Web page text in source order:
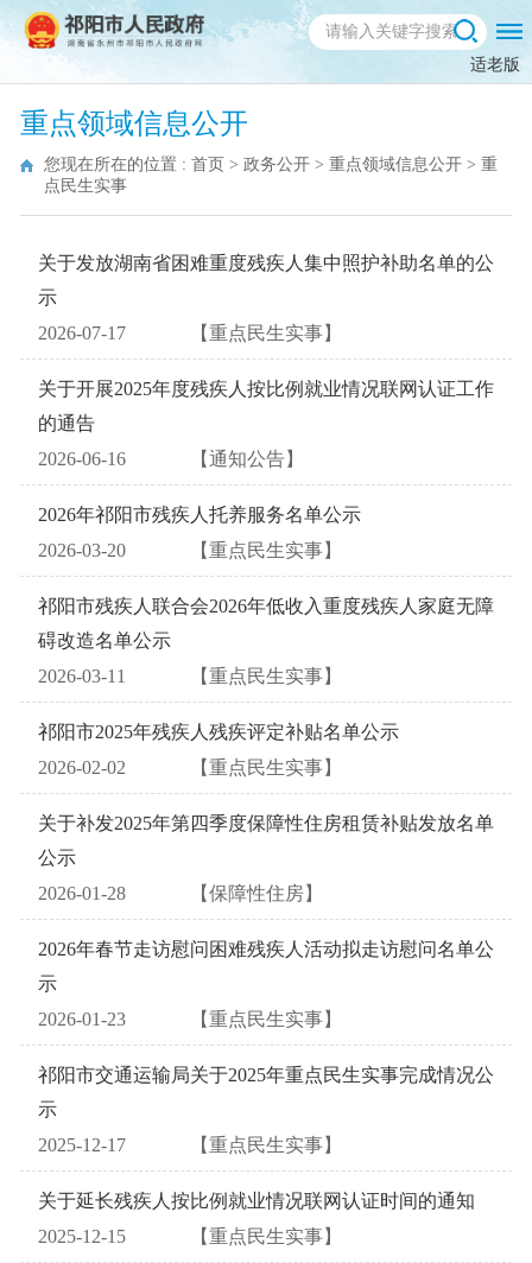
适老版
重点领域信息公开
您现在所在的位置 : 首页 > 政务公开 > 重点领域信息公开 > 重
点民生实事
关于发放湖南省困难重度残疾人集中照护补助名单的公
示
2026-07-17
【重点民生实事】
关于开展2025年度残疾人按比例就业情况联网认证工作
的通告
2026-06-16
【通知公告】
2026年祁阳市残疾人托养服务名单公示
2026-03-20
【重点民生实事】
祁阳市残疾人联合会2026年低收入重度残疾人家庭无障
碍改造名单公示
2026-03-11
【重点民生实事】
祁阳市2025年残疾人残疾评定补贴名单公示
2026-02-02
【重点民生实事】
关于补发2025年第四季度保障性住房租赁补贴发放名单
公示
2026-01-28
【保障性住房】
2026年春节走访慰问困难残疾人活动拟走访慰问名单公
示
2026-01-23
【重点民生实事】
祁阳市交通运输局关于2025年重点民生实事完成情况公
示
2025-12-17
【重点民生实事】
关于延长残疾人按比例就业情况联网认证时间的通知
2025-12-15
【重点民生实事】